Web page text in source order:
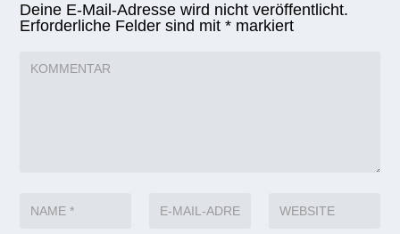
Deine E-Mail-Adresse wird nicht veröffentlicht.
Erforderliche Felder sind mit* markiert